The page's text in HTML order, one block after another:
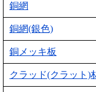
銅網
銅網(銀色)
銅メッキ板
クラッド(クラット)